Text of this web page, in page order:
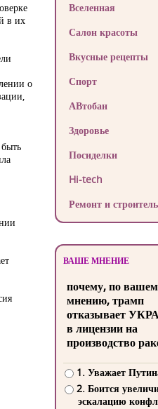
в их
о
Вселенная
Салон красоты
Вкусные рецепты
Спорт
АВтобан
Здоровье
Посиделки
Hi-tech
Ремонт и
ВАШЕ МНЕНИЕ
почему, по
мнению, трамп
отказывает
в лицензии на
производство
1. Уважает
2. Боится
эскалацию